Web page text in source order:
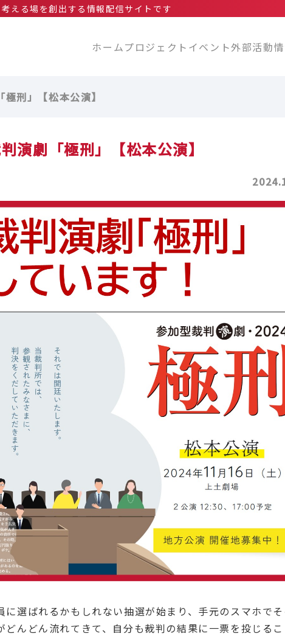
える場を創出する情報配信サイトです
ホームプロジェクト イベント外部活動
刑」【松本公演】
演劇「極刑」【松本公演】
に選ばれるかもしれない抽選が始まり、手元のスマホで
んどん流れてきて、自分も裁判の結果に一票を投じる